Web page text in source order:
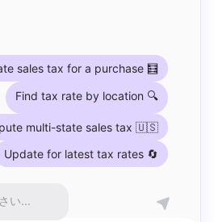
sales tax for a purchase 🧮
Find tax rate by location 🔍
multi-state sales tax 🇺🇸
Update for latest tax rates 🔄
い...